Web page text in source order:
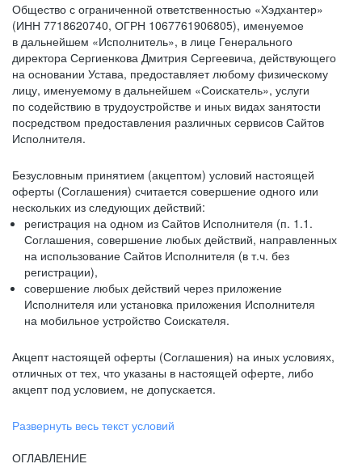
Общество с ограниченной ответственностью «Хэдхантер»
(ИНН 7718620740, ОГРН 1067761906805), именуемое
в дальнейшем «Исполнитель», в лице Генерального
директора Сергиенкова Дмитрия Сергеевича, действующего
на основании Устава, предоставляет любому физическому
лицу, именуемому в дальнейшем «Соискатель», услуги
по содействию в трудоустройстве и иных видах занятости
посредством предоставления различных сервисов Сайтов
Исполнителя.
Безусловным принятием (акцептом) условий настоящей
оферты (Соглашения) считается совершение одного или
нескольких из следующих действий:
регистрация на одном из Сайтов Исполнителя (п. 1.1.
Соглашения, совершение любых действий, направленных
на использование Сайтов Исполнителя (в т.ч. без
регистрации),
совершение любых действий через приложение
Исполнителя или установка приложения Исполнителя
на мобильное устройство Соискателя.
Акцепт настоящей оферты (Соглашения) на иных условиях,
отличных от тех, что указаны в настоящей оферте, либо
акцепт под условием, не допускается.
Развернуть весь текст условий
ОГЛАВЛЕНИЕ